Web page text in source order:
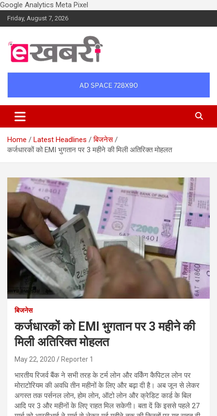
Google Analytics Meta Pixel
Skip
to
Friday, August 7, 2026
Ekhabri.com
Home Latest Headlines
बिजनेस
कर्जधारकों को EMI भुगतान पर 3 महीने की मिली अतिरिक्त मोहलत
बिजनेस
कर्जधारकों को EMI भुगतान पर 3 महीने की
मिली अतिरिक्त मोहलत
May 22, 2020 Reporter 1
भारतीय रिजर्व बैंक ने सभी तरह के टर्म लोन और वर्किंग कैपिटल लोन पर
मोराटोरियम की अवधि तीन महीनों के लिए और बढ़ा दी है। अब जून से लेकर
अगस्त तक पर्सनल लोन, होम लोन, ऑटो लोन और क्रेडिट कार्ड के बिल
आदि पर 3 और महीनों के लिए राहत मिल सकेगी। बता दें कि इससे पहले 27